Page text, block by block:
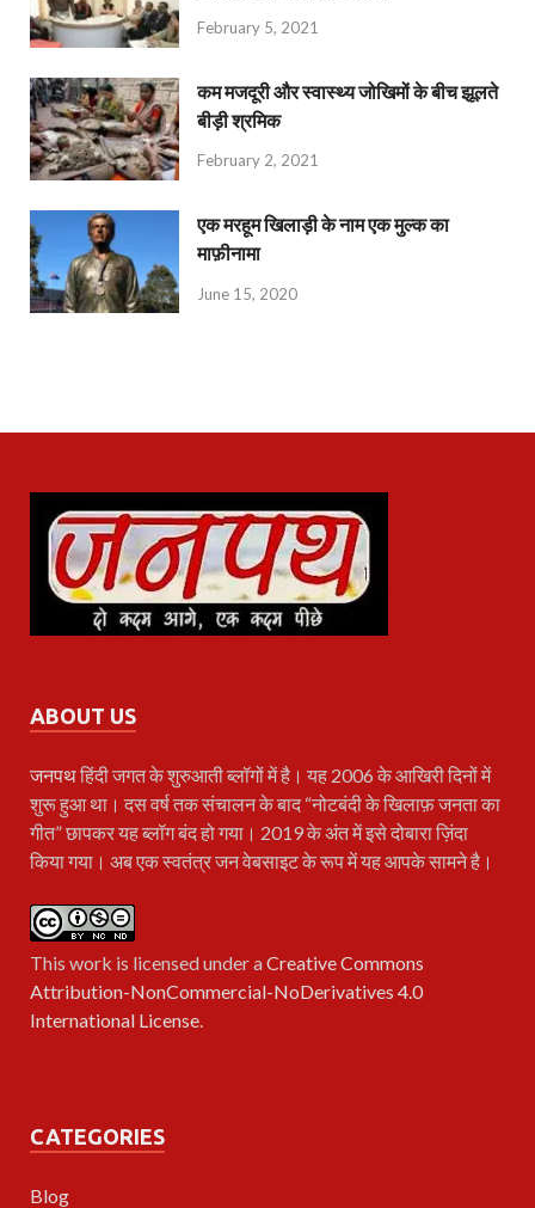
February 5, 2021
कम मजदूरी और स्वास्थ्य जोखिमों के बीच झूलते
बीड़ी श्रमिक
February 2, 2021
एक मरहूम खिलाड़ी के नाम एक मुल्क का
माफ़ीनामा
June 15, 2020
ABOUT US
जनपथहिंदी जगत के शुरुआती ब्लॉगों में है। यह 2006 के आखिरी दिनों में
शुरू हुआ था। दस वर्ष तक संचालन के बाद “नोटबंदी के खिलाफ़ जनता का
गीत” छापकर यह ब्लॉग बंद हो गया। 2019 के अंत में इसे दोबारा ज़िंदा
किया गया। अब एक स्वतंत्र जन वेबसाइट के रूप में यह आपके सामने है।
This work is licensed under aCreative Commons
Attribution-NonCommercial-NoDerivatives 4.0
International License.
CATEGORIES
Blog